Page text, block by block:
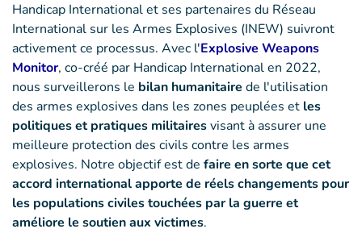
Handicap International et ses partenaires du Réseau
International sur les Armes Explosives (INEW) suivront
activement ce processus. Avec l'Explosive Weapons
Monitor, co-créé par Handicap International en 2022,
nous surveillerons le bilan humanitaire de l'utilisation
des armes explosives dans les zones peuplées et les
politiques et pratiques militairesvisant à assurer une
meilleure protection des civils contre les armes
explosives. Notre objectif est de faire en sorte que cet
accord international apporte de réels changements pour
les populations civiles touchées par la guerre et
améliore le soutien aux victimes.